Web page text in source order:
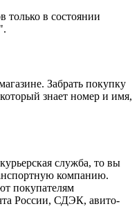
только в состоянии
Забрать покупку
знает номер и имя,
служба, то вы
компанию.
покупателям
России, СДЭК, авито-